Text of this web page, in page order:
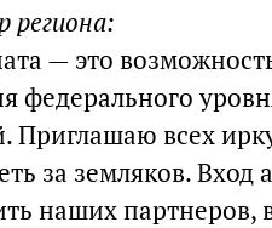
региона:
— это
федерального
Приглашаю всех
за земляков.
наших партнеров,